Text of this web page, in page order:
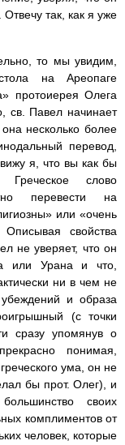
Отвечу так, как я уже
то мы увидим,
на Ареопаге
протоиерея Олега
св. Павел начинает
несколько более
перевод,
я, что вы как бы
слово
перевести на
или «очень
свойства
не уверяет, что он
или Урана и что,
ни в чем не
и образа
(с точки
сразу упомянув о
понимая,
ума, он не
бы прот. Олег), и
своих
комплиментов от
человек, которые